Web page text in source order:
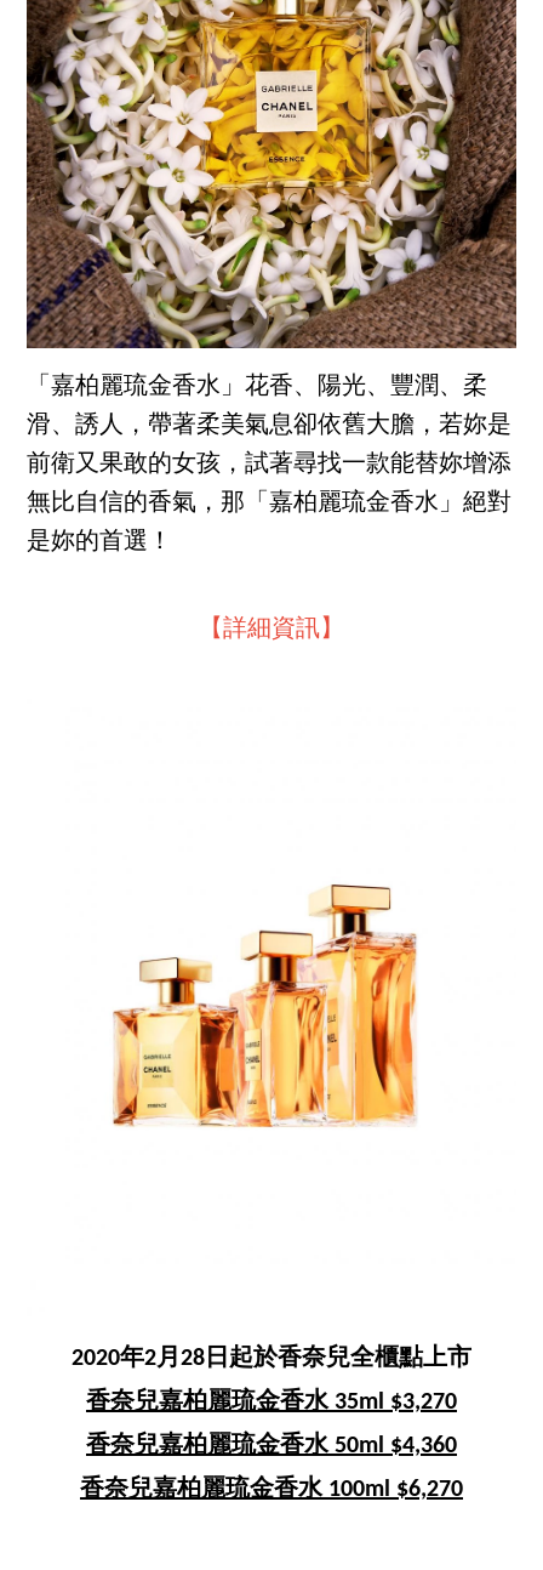
「嘉柏麗琉金香水」花香、陽光、豐潤、柔
滑、誘人，帶著柔美氣息卻依舊大膽，若妳是
前衛又果敢的女孩，試著尋找一款能替妳增添
無比自信的香氣，那「嘉柏麗琉金香水」絕對
是妳的首選！
【詳細資訊】
2020年2月28日起於香奈兒全櫃點上市
香奈兒嘉柏麗琉金香水 35ml $3,270
香奈兒嘉柏麗琉金香水 50ml $4,360
香奈兒嘉柏麗琉金香水 100ml $6,270